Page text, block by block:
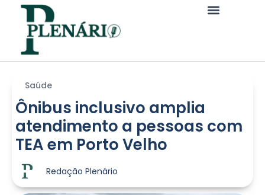
Saúde
Ônibus inclusivo amplia
atendimento a pessoas com
TEA em Porto Velho
Redação Plenário